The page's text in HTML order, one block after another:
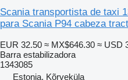
Scania transportista de taxi
para Scania P94 cabeza
EUR 32.50 ≈ MX$646.30 ≈ USD
Barra estabilizadora
1343085
Estonia, Kõrveküla